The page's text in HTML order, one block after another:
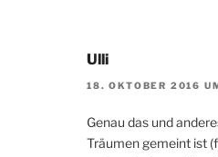
Ulli
18. OKTOBER 2016
Genau das und
Träumen gemeint ist